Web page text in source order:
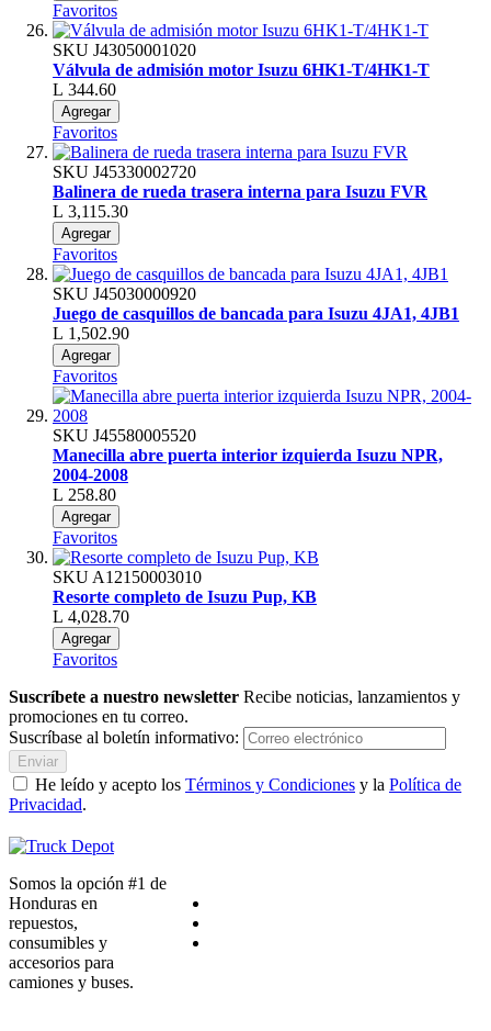
Favoritos
SKU J43050001020
Válvula de admisión motor Isuzu 6HK1-T/4HK1-T
L 344.60
Agregar
Favoritos
SKU J45330002720
Balinera de rueda trasera interna para Isuzu FVR
L 3,115.30
Agregar
Favoritos
SKU J45030000920
Juego de casquillos de bancada para Isuzu 4JA1, 4JB1
L 1,502.90
Agregar
Favoritos
SKU J45580005520
Manecilla abre puerta interior izquierda Isuzu NPR,
2004-2008
L 258.80
Agregar
Favoritos
SKU A12150003010
Resorte completo de Isuzu Pup, KB
L 4,028.70
Agregar
Favoritos
Suscríbete a nuestro newsletter Recibe noticias, lanzamientos y
promociones en tu correo.
Suscríbase al boletín informativo:
Enviar
He leído y acepto los Términos y Condiciones y la Política de
Privacidad.
Somos la opción #1 de
Honduras en
repuestos,
consumibles y
accesorios para
camiones y buses.